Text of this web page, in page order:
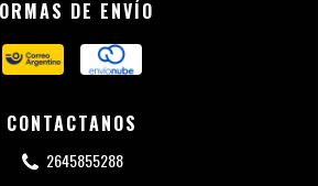
DE ENVÍO
CONTACTANOS
2645855288